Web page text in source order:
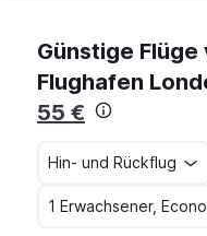
Günstige Flüge
Flughafen
55 €
Hin- und Rückflug
1 Erwachsener,